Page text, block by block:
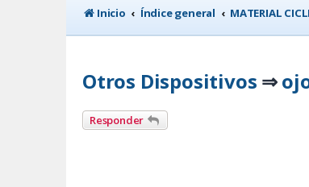
Inicio
Índice general MATERIAL
Otros Dispositivos ⇒
Responder